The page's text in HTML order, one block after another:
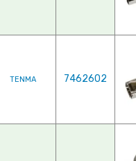
7462602
TENMA